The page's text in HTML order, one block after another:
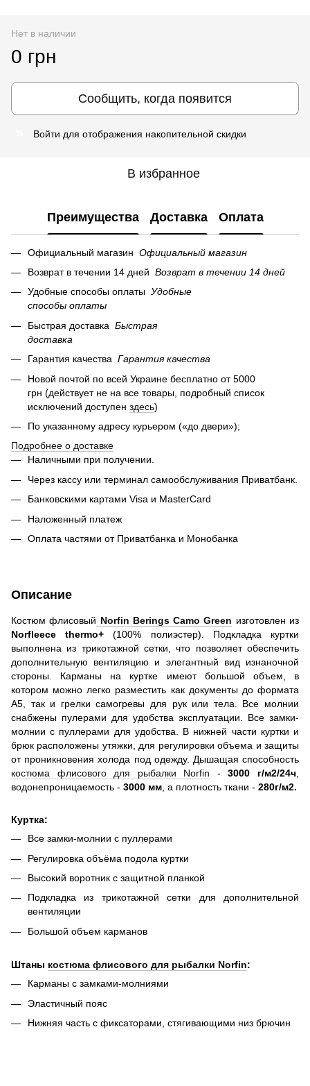
Нет в наличии
0 грн
Сообщить, когда появится
Войти для отображения накопительной скидки
В избранное
Преимущества Доставка Оплата
Официальный магазин Официальный магазин
Возврат в течении 14 дней Возврат в течении 14 дней
Удобные способы оплаты Удобные
способы оплаты
Быстрая доставка Быстрая
доставка
Гарантия качества Гарантия качества
Новой почтой по всей Украине бесплатно от 5000
грн (действует не на все товары, подробный список
исключений доступен здесь)
По указанному адресу курьером («до двери»);
Подробнее о доставке
Наличными при получении.
Через кассу или терминал самообслуживания Приватбанк.
Банковскими картами Visa и MasterCard
Наложенный платеж
Оплата частями от Приватбанка и Монобанка
Описание
Костюм флисовый Norfin Berings Camo Green изготовлен из
Norfleece thermo+ (100% полиэстер). Подкладка куртки
выполнена из трикотажной сетки, что позволяет обеспечить
дополнительную вентиляцию и элегантный вид изнаночной
стороны. Карманы на куртке имеют большой объем, в
котором можно легко разместить как документы до формата
А5, так и грелки самогревы для рук или тела. Все молнии
снабжены пулерами для удобства эксплуатации. Все замки-
молнии с пуллерами для удобства. В нижней части куртки и
брюк расположены утяжки, для регулировки объема и защиты
от проникновения холода под одежду. Дышащая способность
костюма флисового для рыбалки Norfin - 3000 г/м2/24ч,
водонепроницаемость - 3000 мм, а плотность ткани - 280г/м2.
Куртка:
Все замки-молнии с пуллерами
Регулировка объёма подола куртки
Высокий воротник с защитной планкой
Подкладка из трикотажной сетки для дополнительной
вентиляции
Большой объем карманов
Штаны костюма флисового для рыбалки Norfin:
Карманы с замками-молниями
Эластичный пояс
Нижняя часть с фиксаторами, стягивающими низ брючин